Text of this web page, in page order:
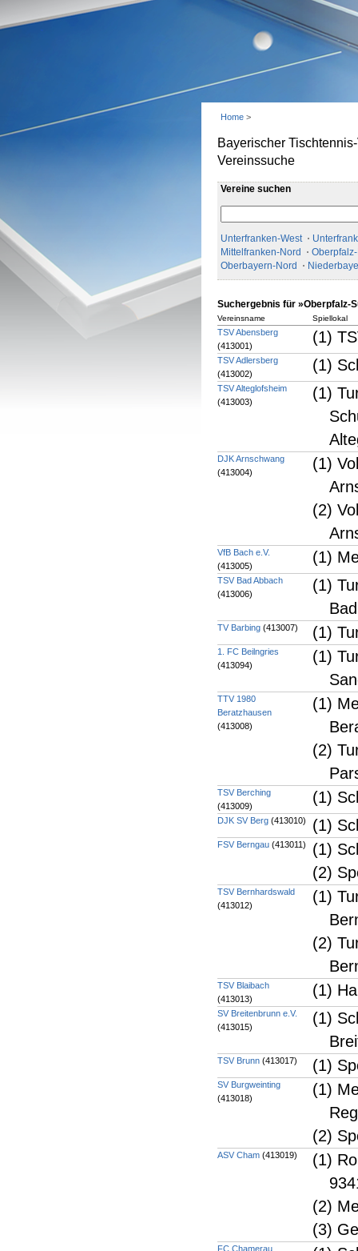
Home >
Bayerischer
Vereinssuche
Vereine suchen
Unterfranken-West
Mittelfranken-Nord
Oberbayern-Nord
Suchergebnis für »Oberpfalz-
Vereinsname Spiellokal
TSV Abensberg
(413001)
(1)
TSV Adlersberg
(413002)
(1)
TSV Alteglofsheim
(413003)
(1)
DJK Arnschwang
(413004)
(1)
(2)
VfB Bach e.V.
(413005)
(1)
TSV Bad Abbach
(413006)
(1)
TV Barbing (413007) (1)
1. FC Beilngries
(413094)
(1)
TTV 1980
Beratzhausen
(413008)
(1)
(2)
TSV Berching
(413009)
(1)
DJK SV Berg (413010) (1)
FSV Berngau (413011)
(1)
(2)
TSV Bernhardswald
(413012)
(1)
(2)
TSV Blaibach
(413013)
(1)
SV Breitenbrunn e.V.
(413015)
(1)
TSV Brunn (413017) (1)
SV Burgweinting
(413018)
(1)
(2)
ASV Cham (413019)
(1)
(2)
(3)
FC Chamerau